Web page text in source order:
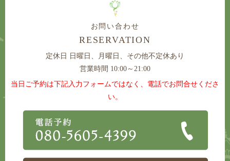
お問い合わせ
RESERVATION
定休日 日曜日、月曜日、その他不定休あり
営業時間 10:00～21:00
当日ご予約は下記入力フォームではなく、電話でお問合せくださ
い。